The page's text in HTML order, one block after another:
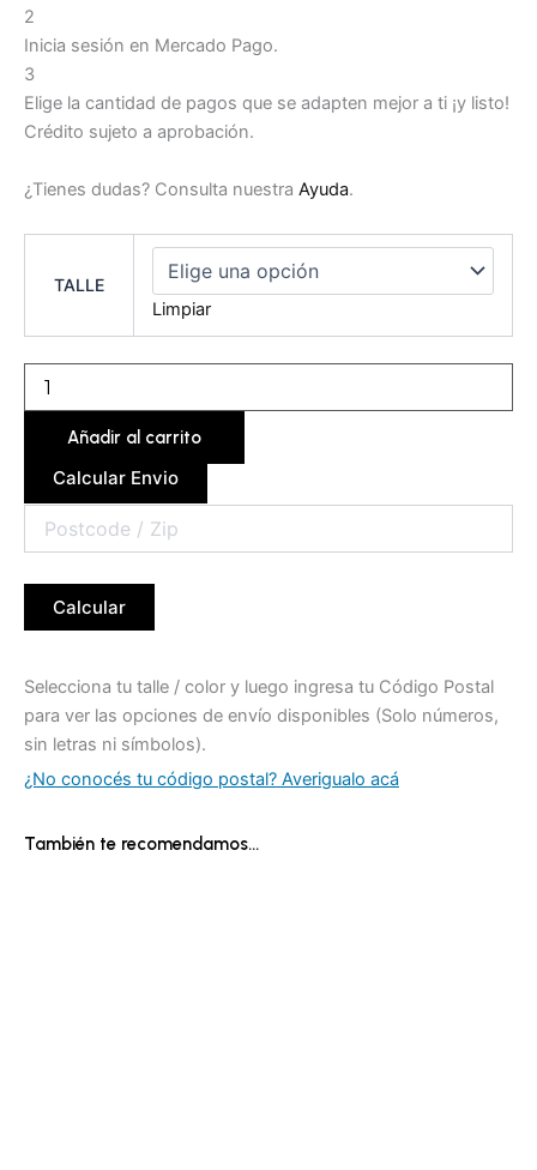
2
Inicia sesión en Mercado Pago.
3
Elige la cantidad de pagos que se adapten mejor a ti ¡y listo!
Crédito sujeto a aprobación.
¿Tienes dudas? Consulta nuestra Ayuda.
TALLE
Limpiar
Añadir al carrito
Calcular Envio
Calcular
Selecciona tu talle / color y luego ingresa tu Código Postal
para ver las opciones de envío disponibles (Solo números,
sin letras ni símbolos).
¿No conocés tu código postal? Averigualo acá
También te recomendamos…